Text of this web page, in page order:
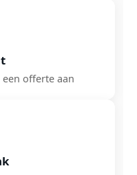
offerte aan